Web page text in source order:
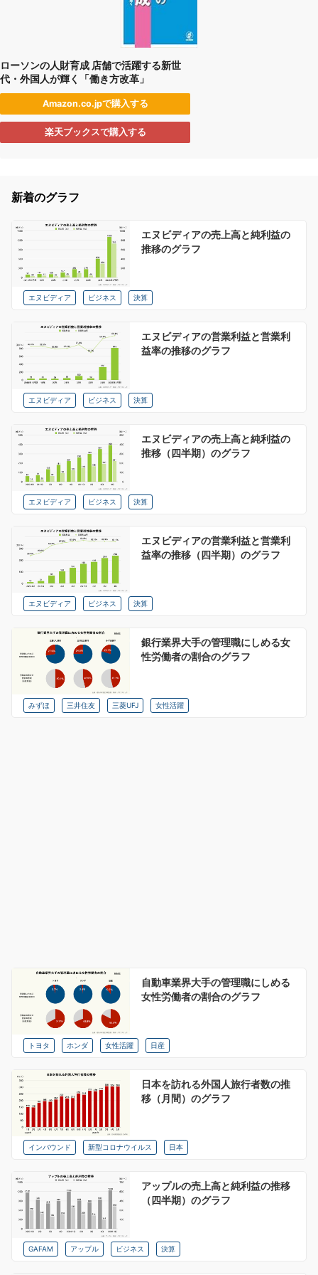
ローソンの人財育成 店舗で活躍する新世
代・外国人が輝く「働き方改革」
Amazon.co.jpで購入する
楽天ブックスで購入する
新着のグラフ
エヌビディアの売上高と純利益の
推移のグラフ
エヌビディア ビジネス 決算
エヌビディアの営業利益と営業利
益率の推移のグラフ
エヌビディア ビジネス 決算
エヌビディアの売上高と純利益の
推移（四半期）のグラフ
エヌビディア ビジネス 決算
エヌビディアの営業利益と営業利
益率の推移（四半期）のグラフ
エヌビディア ビジネス 決算
銀行業界大手の管理職にしめる女
性労働者の割合のグラフ
みずほ 三井住友 三菱UFJ 女性活躍
自動車業界大手の管理職にしめる
女性労働者の割合のグラフ
トヨタ ホンダ 女性活躍 日産
日本を訪れる外国人旅行者数の推
移（月間）のグラフ
インバウンド 新型コロナウイルス 日本
アップルの売上高と純利益の推移
（四半期）のグラフ
GAFAM アップル ビジネス 決算